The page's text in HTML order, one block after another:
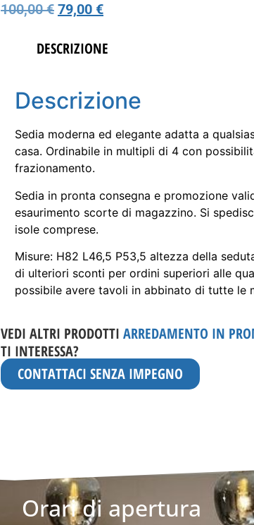
100,00€ 79,00 €
DESCRIZIONE
Descrizione
Sedia moderna ed elegante adatta a
casa. Ordinabile in multipli di 4 con
frazionamento.
Sedia in pronta consegna e promozione
esaurimento scorte di magazzino. Si
isole comprese.
Misure: H82 L46,5 P53,5 altezza della
di ulteriori sconti per ordini superiori alle
possibile avere tavoli in abbinato di tutte le
VEDI ALTRI PRODOTTI ARREDAMENTO IN
TI INTERESSA?
CONTATTACI SENZA IMPEGNO
Orari di apertura